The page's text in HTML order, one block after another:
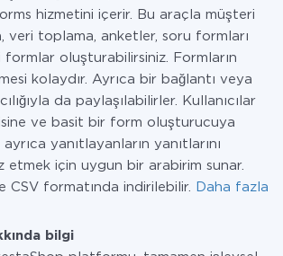
hizmetini içerir. Bu araçla müşteri
veri toplama, anketler, soru formları
formlar oluşturabilirsiniz. Formların
kolaydır. Ayrıca bir bağlantı veya
da paylaşılabilirler. Kullanıcılar
ve basit bir form oluşturucuya
yanıtlayanların yanıtlarını
etmek için uygun bir arabirim sunar.
CSV formatında indirilebilir.
Daha fazla
bilgi